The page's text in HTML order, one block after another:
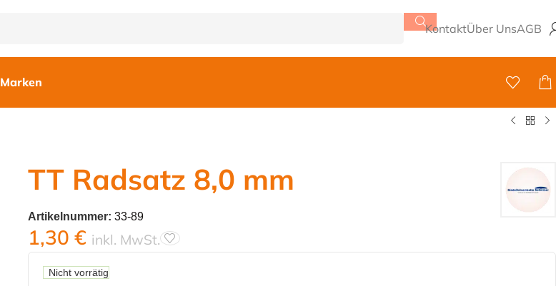
KontaktÜber UnsAGB
Marken
TT Radsatz 8,0 mm
Artikelnummer: 33-89
1,30 € inkl. MwSt.
Nicht vorrätig